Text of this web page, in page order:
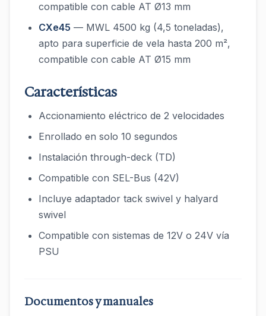
compatible con cable AT Ø13 mm
CXe45 — MWL 4500 kg (4,5 toneladas),
apto para superficie de vela hasta 200 m²,
compatible con cable AT Ø15 mm
Características
Accionamiento eléctrico de 2 velocidades
Enrollado en solo 10 segundos
Instalación through-deck (TD)
Compatible con SEL-Bus (42V)
Incluye adaptador tack swivel y halyard
swivel
Compatible con sistemas de 12V o 24V vía
PSU
Documentos y manuales